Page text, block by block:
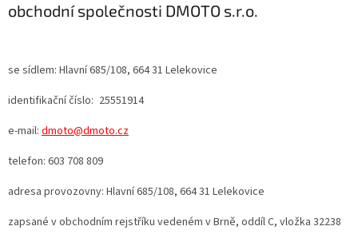
obchodní společnosti DMOTO s.r.o.
se sídlem: Hlavní 685/108, 664 31 Lelekovice
identifikační číslo: 25551914
e-mail: dmoto@dmoto.cz
telefon: 603 708 809
adresa provozovny: Hlavní 685/108, 664 31 Lelekovice
zapsané v obchodním rejstříku vedeném v Brně, oddíl C, vložka 32238